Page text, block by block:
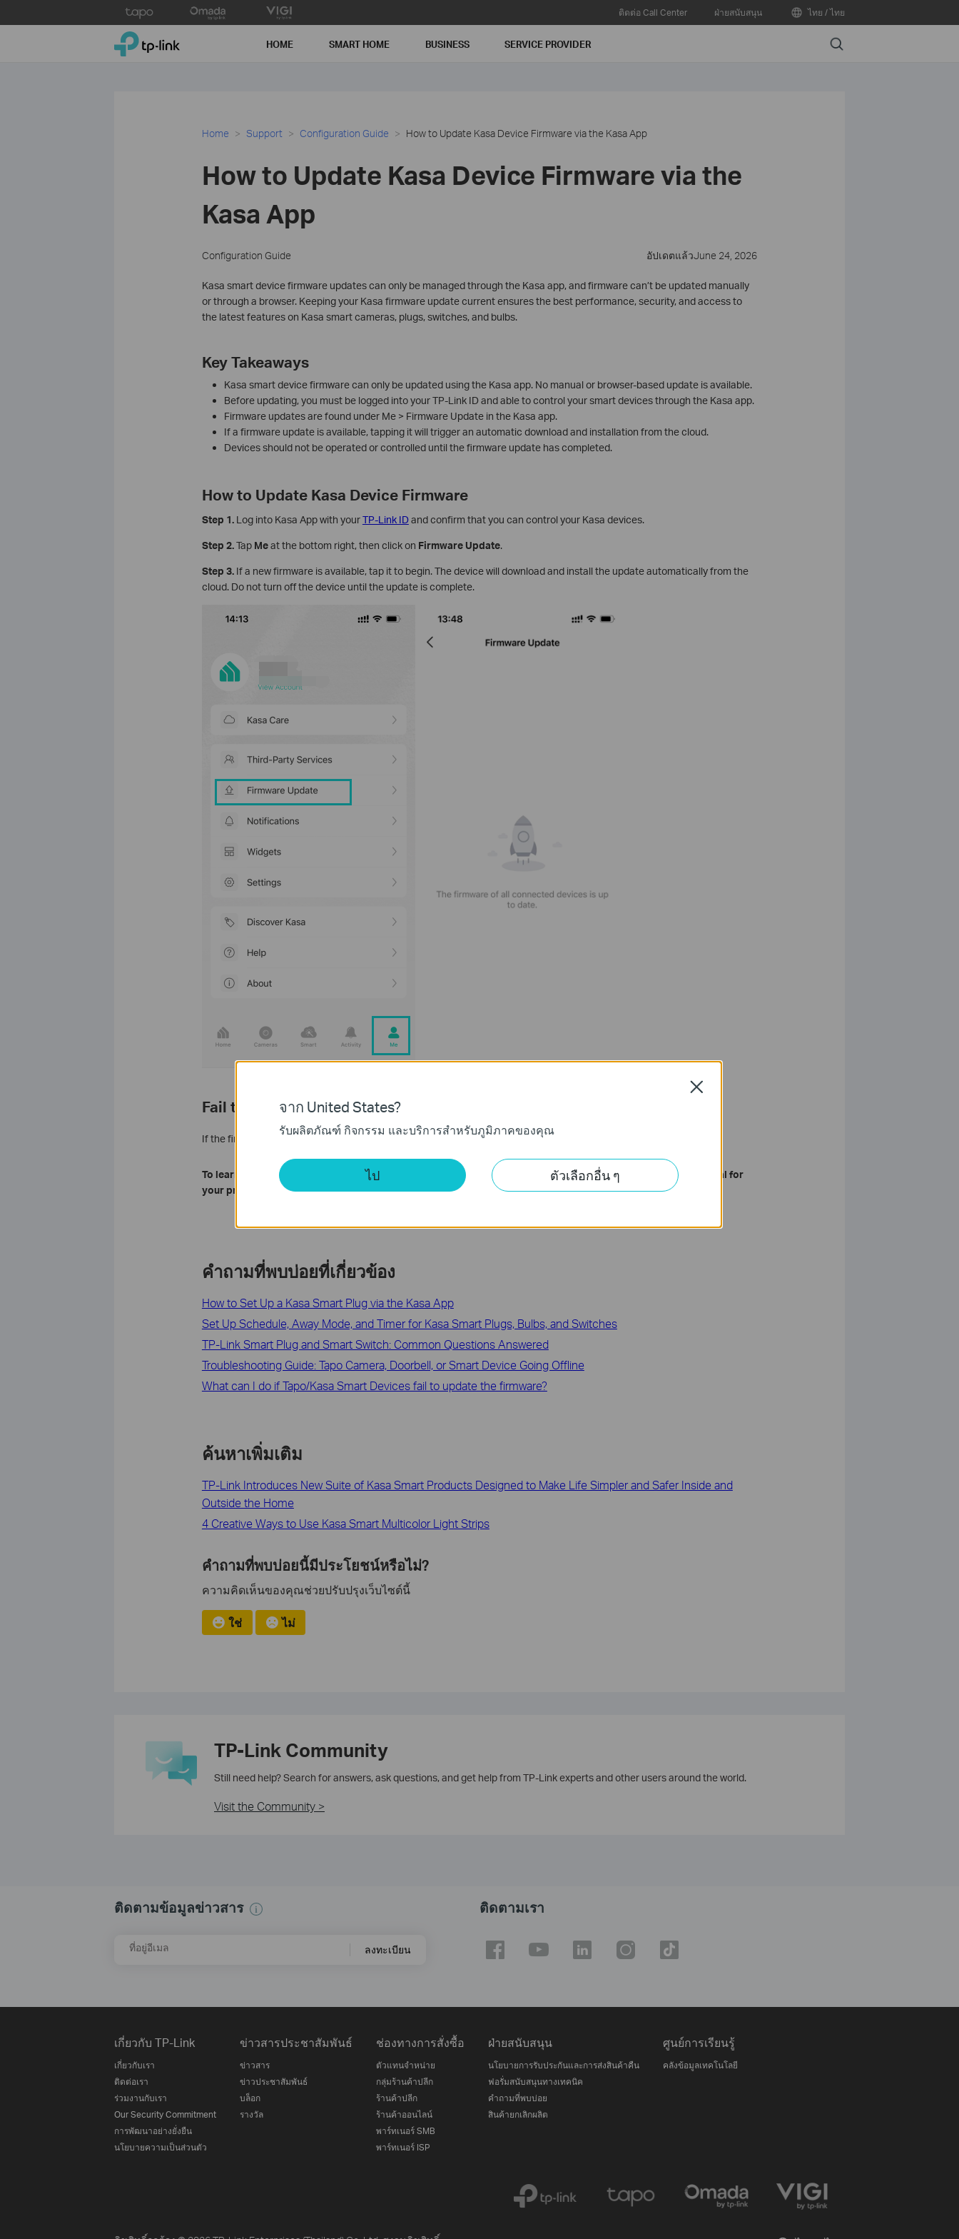
to
ติดต่อ Call Center ฝ่ายสนับสนุน ไทย / ไทย
TP-Link, Reliably Smart HOME SMART HOME BUSINESS SERVICE PROVIDER Search
Home Support Configuration Guide How to Update Kasa Device Firmware via the Kasa App
How to Update Kasa Device Firmware via the
Kasa App
Configuration Guide อัปเดตแล้วJune 24, 2026
Kasa smart device firmware updates can only be managed through the Kasa app, and firmware can’t be updated manually
or through a browser. Keeping your Kasa firmware update current ensures the best performance, security, and access to
the latest features on Kasa smart cameras, plugs, switches, and bulbs.
Key Takeaways
Kasa smart device firmware can only be updated using the Kasa app. No manual or browser-based update is available.
Before updating, you must be logged into your TP-Link ID and able to control your smart devices through the Kasa app.
Firmware updates are found under Me > Firmware Update in the Kasa app.
If a firmware update is available, tapping it will trigger an automatic download and installation from the cloud.
Devices should not be operated or controlled until the firmware update has completed.
How to Update Kasa Device Firmware
Step 1. Log into Kasa App with yourTP-Link IDand confirm that you can control your Kasa devices.
Step 2.Tap Meat the bottom right, then click on Firmware Update.
Step 3. If a new firmware is available, tap it to begin. The device will download and install the update automatically from the
cloud. Do not turn off the device until the update is complete.
Fail to Update Kasa Device Firmware
If the firmware update fails, see what to do when Tapo or Kasa devices fail to update firmware
To learn more about each function and configuration, please visit the Download Center to download the manual for
your product.
คำถามที่พบบ่อยที่เกี่ยวข้อง
How to Set Up a Kasa Smart Plug via the Kasa App
Set Up Schedule, Away Mode, and Timer for Kasa Smart Plugs, Bulbs, and Switches
TP-Link Smart Plug and Smart Switch: Common Questions Answered
Troubleshooting Guide: Tapo Camera, Doorbell, or Smart Device Going Offline
What can I do if Tapo/Kasa Smart Devices fail to update the firmware?
ค้นหาเพิ่มเติม
TP-Link Introduces New Suite of Kasa Smart Products Designed to Make Life Simpler and Safer Inside and
Outside the Home
4 Creative Ways to Use Kasa Smart Multicolor Light Strips
คำถามที่พบบ่อยนี้มีประโยชน์หรือไม่?
ความคิดเห็นของคุณช่วยปรับปรุงเว็บไซต์นี้
ใช่ ไม่
TP-Link Community
Still need help? Search for answers, ask questions, and get help from TP-Link experts and other users around the world.
Visit the Community >
ติดตามข้อมูลข่าวสาร
ที่อยู่อีเมล ลงทะเบียน
ติดตามเรา
เกี่ยวกับ TP-Link
เกี่ยวกับเรา
ติดต่อเรา
ร่วมงานกับเรา
Our Security Commitment
การพัฒนาอย่างยั่งยืน
นโยบายความเป็นส่วนตัว
ข่าวสารประชาสัมพันธ์
ข่าวสาร
ข่าวประชาสัมพันธ์
บล็อก
รางวัล
ช่องทางการสั่งซื้อ
ตัวแทนจำหน่าย
กลุ่มร้านค้าปลีก
ร้านค้าปลีก
ร้านค้าออนไลน์
พาร์ทเนอร์ SMB
พาร์ทเนอร์ ISP
ฝ่ายสนับสนุน
นโยบายการรับประกันและการส่งสินค้าคืน
ฟอรั่มสนับสนุนทางเทคนิค
คำถามที่พบบ่อย
สินค้ายกเลิกผลิต
ศูนย์การเรียนรู้
คลังข้อมูลเทคโนโลยี
จาก United States?
รับผลิตภัณฑ์ กิจกรรม และบริการสำหรับภูมิภาคของคุณ
ไป ตัวเลือกอื่น ๆ
Close